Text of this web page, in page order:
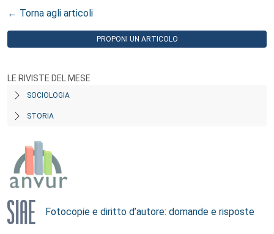
← Torna agli articoli
PROPONI UN ARTICOLO
LE RIVISTE DEL MESE
SOCIOLOGIA
STORIA
Fotocopie e diritto d’autore: domande e risposte